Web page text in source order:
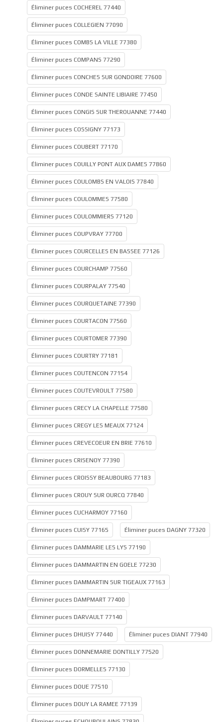
Éliminer puces COCHEREL 77440
Éliminer puces COLLEGIEN 77090
Éliminer puces COMBS LA VILLE 77380
Éliminer puces COMPANS 77290
Éliminer puces CONCHES SUR GONDOIRE 77600
Éliminer puces CONDE SAINTE LIBIAIRE 77450
Éliminer puces CONGIS SUR THEROUANNE 77440
Éliminer puces COSSIGNY 77173
Éliminer puces COUBERT 77170
Éliminer puces COUILLY PONT AUX DAMES 77860
Éliminer puces COULOMBS EN VALOIS 77840
Éliminer puces COULOMMES 77580
Éliminer puces COULOMMIERS 77120
Éliminer puces COUPVRAY 77700
Éliminer puces COURCELLES EN BASSEE 77126
Éliminer puces COURCHAMP 77560
Éliminer puces COURPALAY 77540
Éliminer puces COURQUETAINE 77390
Éliminer puces COURTACON 77560
Éliminer puces COURTOMER 77390
Éliminer puces COURTRY 77181
Éliminer puces COUTENCON 77154
Éliminer puces COUTEVROULT 77580
Éliminer puces CRECY LA CHAPELLE 77580
Éliminer puces CREGY LES MEAUX 77124
Éliminer puces CREVECOEUR EN BRIE 77610
Éliminer puces CRISENOY 77390
Éliminer puces CROISSY BEAUBOURG 77183
Éliminer puces CROUY SUR OURCQ 77840
Éliminer puces CUCHARMOY 77160
Éliminer puces CUISY 77165 Éliminer puces DAGNY 77320
Éliminer puces DAMMARIE LES LYS 77190
Éliminer puces DAMMARTIN EN GOELE 77230
Éliminer puces DAMMARTIN SUR TIGEAUX 77163
Éliminer puces DAMPMART 77400
Éliminer puces DARVAULT 77140
Éliminer puces DHUISY 77440 Éliminer puces DIANT 77940
Éliminer puces DONNEMARIE DONTILLY 77520
Éliminer puces DORMELLES 77130
Éliminer puces DOUE 77510
Éliminer puces DOUY LA RAMEE 77139